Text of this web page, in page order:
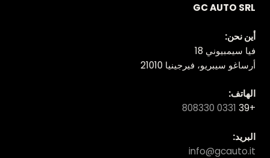
GC AUTO SRL
أين نحن:
فيا سيمبيوني 18
أرساغو سيبريو، فيرجينيا 21010
الهاتف:
+39
0331 808330
البريد:
info@gcauto.it